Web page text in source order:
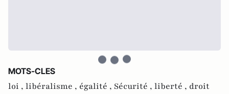
MOTS-CLES
loi , libéralisme , égalité , Sécurité , liberté , droit